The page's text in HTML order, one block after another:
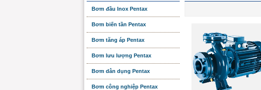
Bơm đầu Inox Pentax
Bơm biến tần Pentax
Bơm tăng áp Pentax
Bơm lưu lượng Pentax
Bơm dân dụng Pentax
Bơm công nghiệp Pentax